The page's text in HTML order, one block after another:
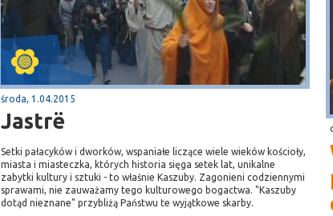
środa, 1.04.2015
Jastrë
Setki pałacyków i dworków, wspaniałe liczące wiele wieków kościoły,
miasta i miasteczka, których historia sięga setek lat, unikalne
zabytki kultury i sztuki - to właśnie Kaszuby. Zagonieni codziennymi
sprawami, nie zauważamy tego kulturowego bogactwa. "Kaszuby
dotąd nieznane" przybliżą Państwu te wyjątkowe skarby.